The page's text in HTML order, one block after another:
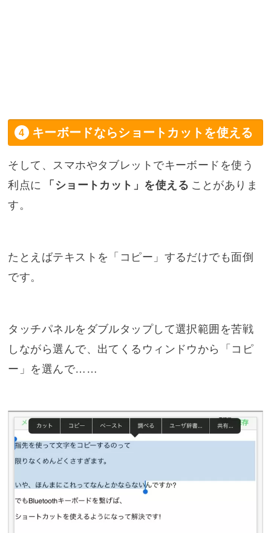
キーボードならショートカットを使える
そして、スマホやタブレットでキーボードを使う
利点に
「ショートカット」を使える ことがありま
す。
たとえばテキストを「コピー」するだけでも面倒
です。
タッチパネルをダブルタップして選択範囲を苦戦
しながら選んで、出てくるウィンドウから「コピ
ー」を選んで……